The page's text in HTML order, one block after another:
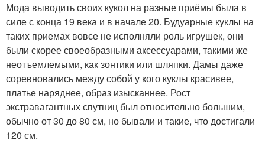
Мода выводить своих кукол на разные приёмы была в
силе с конца 19 века и в начале 20. Будуарные куклы на
таких приемах вовсе не исполняли роль игрушек, они
были скорее своеобразными аксессуарами, такими же
неотъемлемыми, как зонтики или шляпки. Дамы даже
соревновались между собой у кого куклы красивее,
платье наряднее, образ изысканнее. Рост
экстравагантных спутниц был относительно большим,
обычно от 30 до 80 см, но бывали и такие, что достигали
120 см.